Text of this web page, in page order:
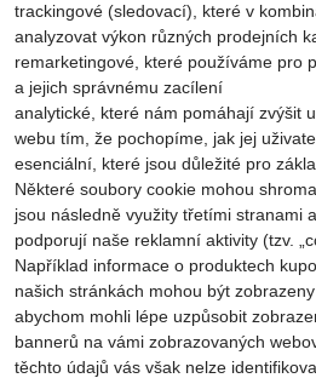
trackingové (sledovací), které v
analyzovat výkon různých prodejních
remarketingové, které používáme pro
a jejich správnému zacílení
analytické, které nám pomáhají zvýšit
webu tím, že pochopíme, jak jej
esenciální, které jsou důležité pro
Některé soubory cookie mohou
jsou následně využity třetími stranami
podporují naše reklamní aktivity (tzv.
Například informace o produktech
našich stránkách mohou být
abychom mohli lépe uzpůsobit
bannerů na vámi zobrazovaných
těchto údajů vás však nelze